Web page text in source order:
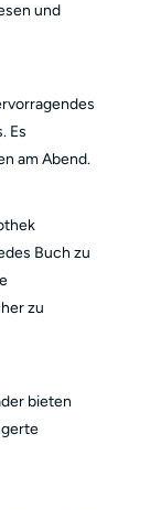
und
Es
am Abend.
Buch zu
zu
bieten